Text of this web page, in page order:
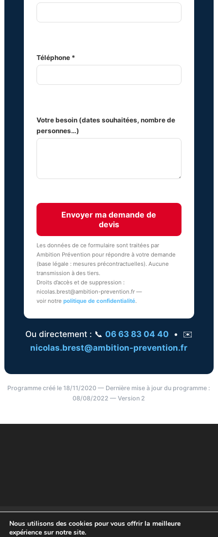
Téléphone *
Votre besoin (dates souhaitées, nombre de
personnes…)
Envoyer ma demande de
devis
Les données de ce formulaire sont traitées par
Ambition Prévention pour répondre à votre demande
(base légale : mesures précontractuelles). Aucune
transmission à des tiers.
Droits d’accès et de suppression :
nicolas.brest@ambition-prevention.fr —
voir notre politique de confidentialité.
Ou directement : 📞 06 63 83 04 40 • ✉️
nicolas.brest@ambition-prevention.fr
Programme créé le 18/11/2020 — Dernière mise à jour du programme :
08/08/2022 — Version 2
Mentions légales
Politique de Confidentialité
Règlement intérieur
Nous utilisons des cookies pour vous offrir la meilleure
expérience sur notre site.